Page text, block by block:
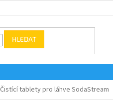
HLEDAT
Čistící tablety pro láhve SodaStream